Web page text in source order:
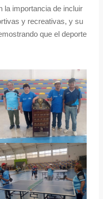
la importancia de incluir
y recreativas, y su
que el deporte